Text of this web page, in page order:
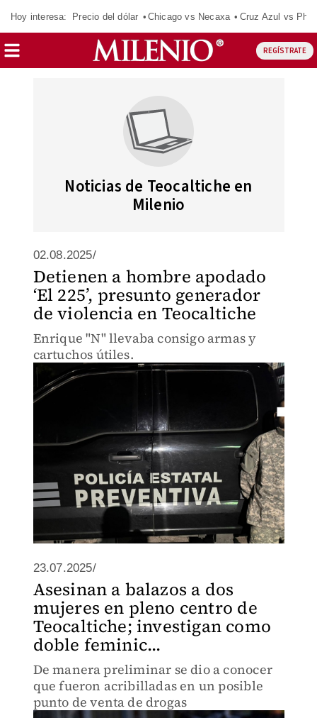
Hoy interesa: Precio del dólar Chicago vs Necaxa Cruz Azul vs
REGÍSTRATE
Noticias de Teocaltiche en
Milenio
02.08.2025/
Detienen a hombre apodado
‘El 225’, presunto generador
de violencia en Teocaltiche
Enrique "N" llevaba consigo armas y
cartuchos útiles.
23.07.2025/
Asesinan a balazos a dos
mujeres en pleno centro de
Teocaltiche; investigan como
doble feminic...
De manera preliminar se dio a conocer
que fueron acribilladas en un posible
punto de venta de drogas